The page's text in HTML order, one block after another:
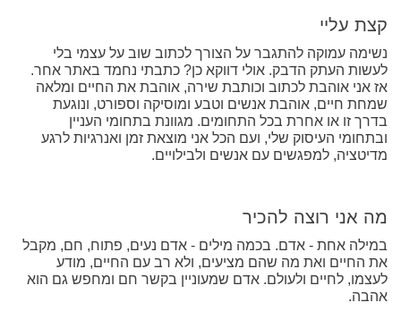
קצת עליי
נשימה עמוקה להתגבר על הצורך לכתוב שוב על עצמי בלי
לעשות העתק הדבק. אולי דווקא כן? כתבתי נחמד באתר אחר.
אז אני אוהבת לכתוב וכותבת שירה, אוהבת את החיים ומלאה
שמחת חיים, אוהבת אנשים וטבע ומוסיקה וספורט, ונוגעת
בדרך זו או אחרת בכל התחומים. מגוונת בתחומי העניין
ובתחומי העיסוק שלי, ועם הכל אני מוצאת זמן ואנרגיות לרגע
מדיטציה, למפגשים עם אנשים ולבילויים.
מה אני רוצה להכיר
במילה אחת - אדם. בכמה מילים - אדם נעים, פתוח, חם, מקבל
את החיים ואת מה שהם מציעים, ולא רב עם החיים, מודע
לעצמו, לחיים ולעולם. אדם שמעוניין בקשר חם ומחפש גם הוא
אהבה.